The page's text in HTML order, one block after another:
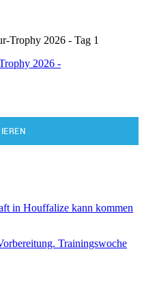
2026 -
in Houffalize kann kommen
Trainingswoche